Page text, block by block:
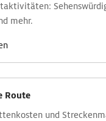
mehr.
Route
und